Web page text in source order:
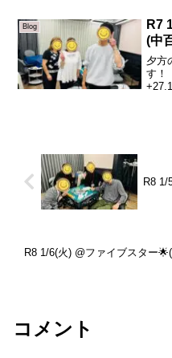
はと
Blog
R7
(中
夕方
す！
R8 1/
R8 1/6(火) @ファイブスター
コメント